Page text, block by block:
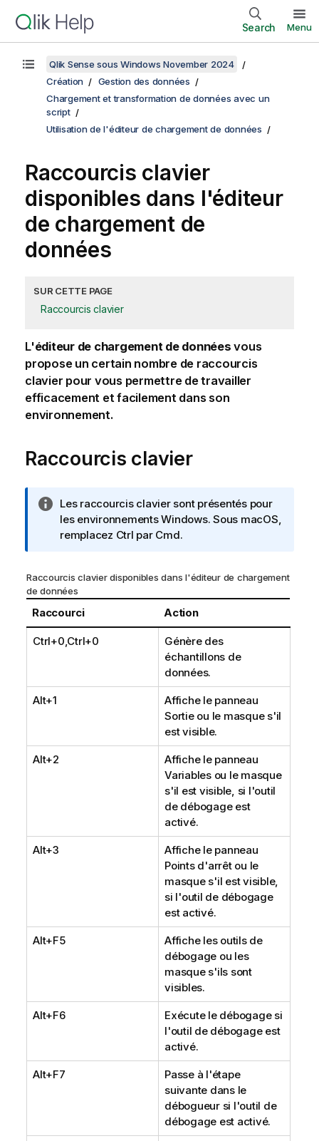
Search Menu
Qlik Sense sous Windows November 2024
Création
Gestion des données
Chargement et transformation de données avec un
script
Utilisation de l'éditeur de chargement de données
Raccourcis clavier
disponibles dans l'éditeur
de chargement de
données
SUR CETTE PAGE
Raccourcis clavier
L'éditeur de chargement de données vous
propose un certain nombre de raccourcis
clavier pour vous permettre de travailler
efficacement et facilement dans son
environnement.
Raccourcis clavier
N
o
t
n
f
o
r
m
i
Les raccourcis clavier sont présentés pour
les environnementsWindows. Sous macOS
remplacez Ctrl par Cmd.
Raccourcis clavier disponibles dans l'éditeur de chargement
de données
Raccourci Action
Ctrl+0,Ctrl+0
Génère des
échantillons de
données.
Alt+1
Affiche le panneau
Sortie ou le masque s'il
est visible.
Alt+2
Affiche le panneau
Variables ou le masque
s'il est visible, si l'outil
de débogage est
activé.
Alt+3
Affiche le panneau
Points d'arrêt ou le
masque s'il est visible,
si l'outil de débogage
est activé.
Alt+F5
Affiche les outils de
débogage ou les
masque s'ils sont
visibles.
Alt+F6
Exécute le débogage si
l'outil de débogage est
activé.
Alt+F7
Passe à l'étape
suivante dans le
débogueur si l'outil de
débogage est activé.